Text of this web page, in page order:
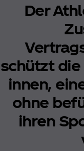
Der
schützt die
innen,
ohne
ihren